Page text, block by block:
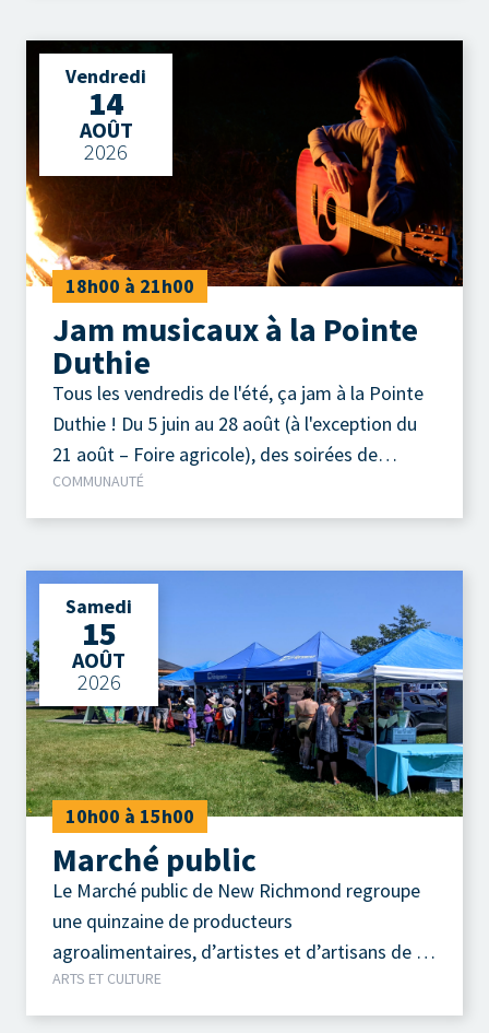
comprend des classiques du country, du genre
Brooks & Dunn, Buck Own, Alabama, Johnny
Cash et aussi quelques Salebarbes, etc. Ce qui
leur permet de créer une ambiance festive et
engageante lors de leurs prestations. Jeudi 13
août 2026 Parc de la Pointe-Taylor
Vendredi
14
AOÛT
2026
18h00 à 21h00
Jam musicaux à la Pointe
Duthie
Tous les vendredis de l'été, ça jam à la Pointe
Duthie ! Du 5 juin au 28 août (à l'exception du
21 août – Foire agricole), des soirées de
musique acoustique autour d'un feu de camp
sont organisées chaque vendredi soir.
COMMUNAUTÉ
Samedi
15
AOÛT
2026
10h00 à 15h00
Marché public
Le Marché public de New Richmond regroupe
une quinzaine de producteurs
agroalimentaires, d’artistes et d’artisans de la
région.
ARTS ET CULTURE